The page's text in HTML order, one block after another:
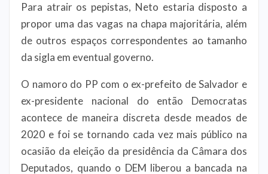
Para atrair os pepistas, Neto estaria disposto a
propor uma das vagas na chapa majoritária, além
de outros espaços correspondentes ao tamanho
da sigla em eventual governo.
O namoro do PP com o ex-prefeito de Salvador e
ex-presidente nacional do então Democratas
acontece de maneira discreta desde meados de
2020 e foi se tornando cada vez mais público na
ocasião da eleição da presidência da Câmara dos
Deputados, quando o DEM liberou a bancada na